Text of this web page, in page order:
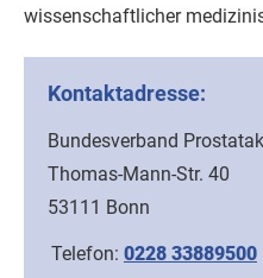
wissenschaftlicher
Kontaktadresse:
Bundesverband
Thomas-Mann-Str. 40
53111 Bonn
Telefon: 0228 33889500